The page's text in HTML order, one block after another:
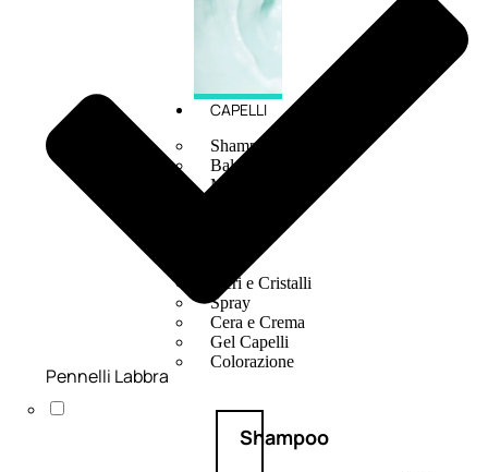
CAPELLI
Shampoo
Balsamo
Mousse
Sieri e Cristalli
Spray
Cera e Crema
Gel Capelli
Colorazione
Shampoo
Pennelli Labbra